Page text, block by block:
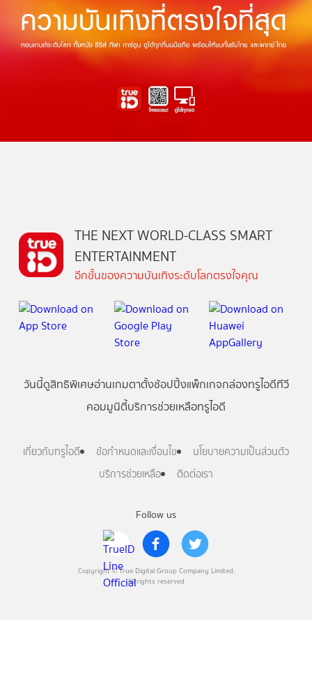
Follow us
Copyright © True Digital Group Company Limited.
All rights reserved
THE NEXT WORLD-CLASS SMART
ENTERTAINMENT
อีกขั้นของความบันเทิงระดับโลกตรงใจคุณ
วันนี้ดูสิทธิพิเศษอ่านเกมตาตั้งช้อปปิ้งแพ็กเกจกล่องทรูไอดีทีวี
คอมมูนิตี้บริการช่วยเหลือทรูไอดี
เกี่ยวกับทรูไอดี ข้อกำหนดและเงื่อนไข
นโยบายความเป็นส่วนตัว
บริการช่วยเหลือ
ติดต่อเรา